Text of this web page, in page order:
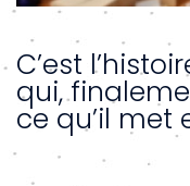
C’est
qui,
ce qu’il met